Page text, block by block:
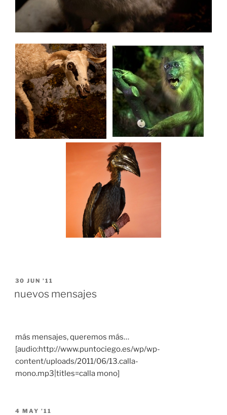
POSTED
30 JUN ’11
nuevos mensajes
más mensajes, queremos más…
[audio:http://www.puntociego.es/wp/wp-
content/uploads/2011/06/13.calla-
mono.mp3|titles=calla mono]
POSTED
4 MAY ’11